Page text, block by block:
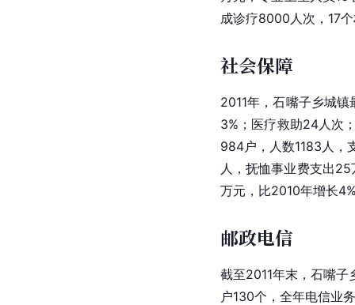
成诊疗8000人次，17
社会保障
2011年，石嘴子乡城
3%；医疗救助24人次
984户，人数1183人，
人，抚恤事业费支出
万元，比2010年增长
邮政电信
截至2011年末，石嘴
户130个，全年电信业